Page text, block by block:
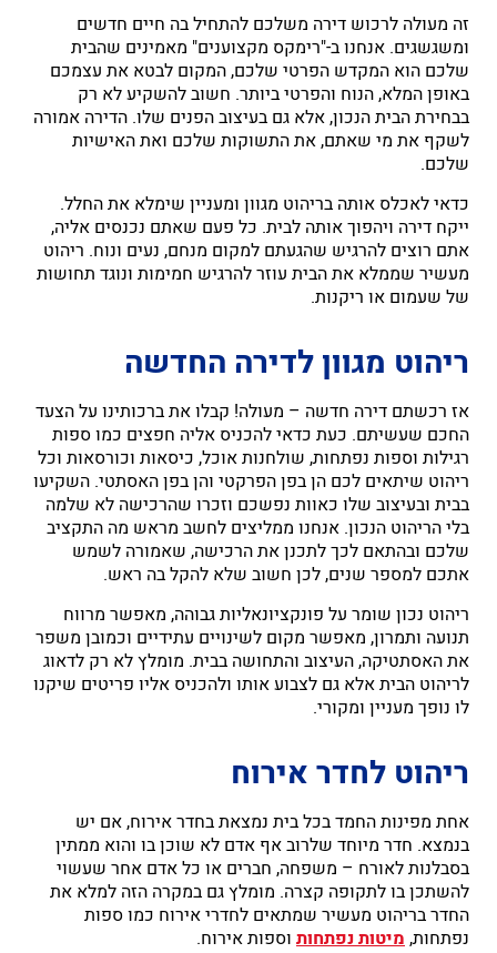
זה מעולה לרכוש דירה משלכם להתחיל בה חיים חדשים
ומשגשגים. אנחנו ב-"רימקס מקצוענים" מאמינים שהבית
שלכם הוא המקדש הפרטי שלכם, המקום לבטא את עצמכם
באופן המלא, הנוח והפרטי ביותר. חשוב להשקיע לא רק
בבחירת הבית הנכון, אלא גם בעיצוב הפנים שלו. הדירה אמורה
לשקף את מי שאתם, את התשוקות שלכם ואת האישיות
שלכם.
כדאי לאכלס אותה בריהוט מגוון ומעניין שימלא את החלל.
ייקח דירה ויהפוך אותה לבית. כל פעם שאתם נכנסים אליה,
אתם רוצים להרגיש שהגעתם למקום מנחם, נעים ונוח. ריהוט
מעשיר שממלא את הבית עוזר להרגיש חמימות ונוגד תחושות
של שעמום או ריקנות.
ריהוט מגוון לדירה החדשה
אז רכשתם דירה חדשה – מעולה! קבלו את ברכותינו על הצעד
החכם שעשיתם. כעת כדאי להכניס אליה חפצים כמו ספות
רגילות וספות נפתחות, שולחנות אוכל, כיסאות וכורסאות וכל
ריהוט שיתאים לכם הן בפן הפרקטי והן בפן האסתטי. השקיעו
בבית ובעיצוב שלו כאוות נפשכם וזכרו שהרכישה לא שלמה
בלי הריהוט הנכון. אנחנו ממליצים לחשב מראש מה התקציב
שלכם ובהתאם לכך לתכנן את הרכישה, שאמורה לשמש
אתכם למספר שנים, לכן חשוב שלא להקל בה ראש.
ריהוט נכון שומר על פונקציונאליות גבוהה, מאפשר מרווח
תנועה ותמרון, מאפשר מקום לשינויים עתידיים וכמובן משפר
את האסתטיקה, העיצוב והתחושה בבית. מומלץ לא רק לדאוג
לריהוט הבית אלא גם לצבוע אותו ולהכניס אליו פריטים שיקנו
לו נופך מעניין ומקורי.
ריהוט לחדר אירוח
אחת מפינות החמד בכל בית נמצאת בחדר אירוח, אם יש
בנמצא. חדר מיוחד שלרוב אף אדם לא שוכן בו והוא ממתין
בסבלנות לאורח – משפחה, חברים או כל אדם אחר שעשוי
להשתכן בו לתקופה קצרה. מומלץ גם במקרה הזה למלא את
החדר בריהוט מעשיר שמתאים לחדרי אירוח כמו ספות
נפתחות, מיטות נפתחות וספות אירוח.